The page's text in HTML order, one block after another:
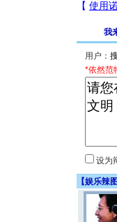
我
用户：
*依然范
设为
【娱乐辣图